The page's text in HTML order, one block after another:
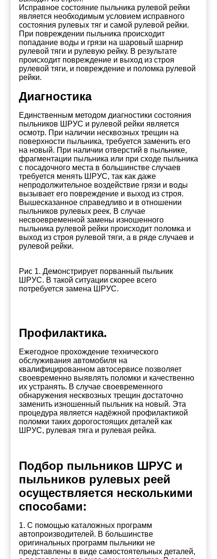
Исправное состояние пыльника рулевой рейки
является необходимым условием исправного
состояния рулевых тяг и самой рулевой рейки.
При повреждении пыльника происходит
попадание воды и грязи на шаровый шарнир
рулевой тяги и рулевую рейку. В результате
происходит повреждение и выход из строя
рулевой тяги, и повреждение и поломка рулевой
рейки.
Диагностика
Единственным методом диагностики состояния
пыльников ШРУС и рулевой рейки является
осмотр. При наличии несквозных трещин на
поверхности пыльника, требуется заменить его
на новый. При наличии отверстий в пыльнике,
фрагментации пыльника или при сходе пыльника
с посадочного места в большинстве случаев
требуется менять ШРУС, так как даже
непродолжительное воздействие грязи и воды
вызывает его повреждение и выход из строя.
Вышесказанное справедливо и в отношении
пыльников рулевых реек. В случае
несвоевременной замены изношенного
пыльника рулевой рейки происходит поломка и
выход из строя рулевой тяги, а в ряде случаев и
рулевой рейки.
Рис 1. Демонстрирует порванный пыльник
ШРУС. В такой ситуации скорее всего
потребуется замена ШРУС.
Профилактика.
Ежегодное прохождение технического
обслуживания автомобиля на
квалифицированном автосервисе позволяет
своевременно выявлять поломки и качественно
их устранять. В случае своевременного
обнаружения несквозных трещин достаточно
заменить изношенный пыльник на новый. Эта
процедура является надёжной профилактикой
поломки таких дорогостоящих деталей как
ШРУС, рулевая тяга и рулевая рейка.
Подбор пыльников ШРУС и
пыльников рулевых реей
осуществляется несколькими
способами:
1. С помощью каталожных программ
автопроизводителей. В большинстве
оригинальных программ пыльники не
представлены в виде самостоятельных деталей,